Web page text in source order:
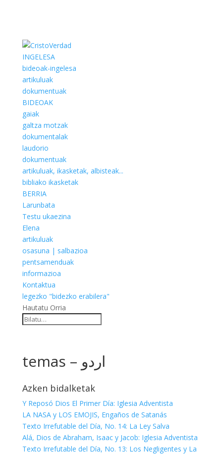
INGELESA
bideoak-ingelesa
artikuluak
dokumentuak
BIDEOAK
gaiak
galtza motzak
dokumentalak
laudorio
dokumentuak
artikuluak, ikasketak, albisteak...
bibliako ikasketak
BERRIA
Larunbata
Testu ukaezina
Elena
artikuluak
osasuna | salbazioa
pentsamenduak
informazioa
Kontaktua
legezko "bidezko erabilera"
Hautatu Orria
temas – اردو
Azken bidalketak
Y Reposó Dios El Primer Día: Iglesia Adventista
LA NASA y LOS EMOJIS, Engaños de Satanás
Texto Irrefutable del Día, No. 14: La Ley Salva
Alá, Dios de Abraham, Isaac y Jacob: Iglesia Adventista
Texto Irrefutable del Día, No. 13: Los Negligentes y La